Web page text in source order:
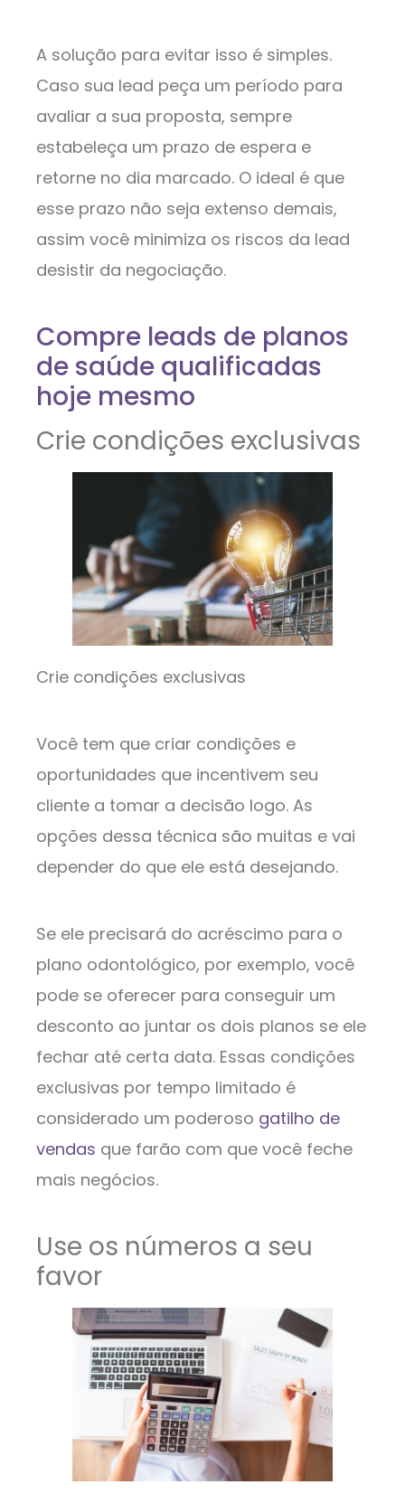
A solução para evitar isso é simples.
Caso sua lead peça um período para
avaliar a sua proposta, sempre
estabeleça um prazo de espera e
retorne no dia marcado. O ideal é que
esse prazo não seja extenso demais,
assim você minimiza os riscos da lead
desistir da negociação.
Compre leads de planos
de saúde qualificadas
hoje mesmo
Crie condições exclusivas
Crie condições exclusivas
Você tem que criar condições e
oportunidades que incentivem seu
cliente a tomar a decisão logo. As
opções dessa técnica são muitas e vai
depender do que ele está desejando.
Se ele precisará do acréscimo para o
plano odontológico, por exemplo, você
pode se oferecer para conseguir um
desconto ao juntar os dois planos se ele
fechar até certa data. Essas condições
exclusivas por tempo limitado é
considerado um poderoso gatilho de
vendas que farão com que você feche
mais negócios.
Use os números a seu
favor